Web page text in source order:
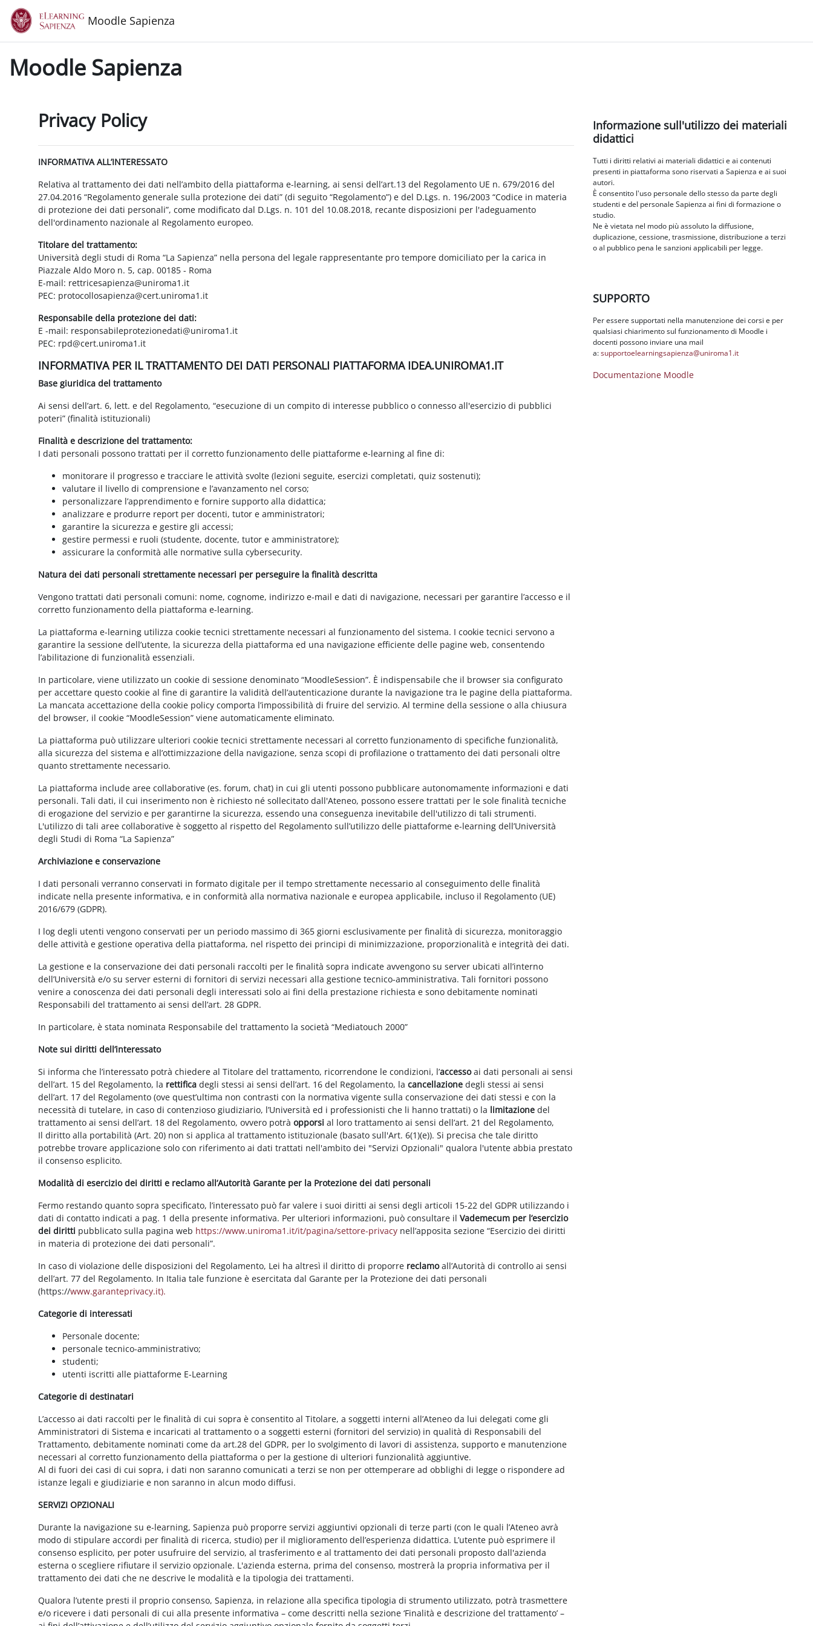
Vai al contenuto principale
Moodle Sapienza
Moodle Sapienza
Privacy Policy
INFORMATIVA ALL’INTERESSATO
Relativa al trattamento dei dati nell’ambito della piattaforma e-learning, ai sensi dell’art.13 del Regolamento UE n. 679/2016 del
27.04.2016 “Regolamento generale sulla protezione dei dati” (di seguito “Regolamento”) e del D.Lgs. n. 196/2003 “Codice in materia
di protezione dei dati personali”, come modificato dal D.Lgs. n. 101 del 10.08.2018, recante disposizioni per l'adeguamento
dell'ordinamento nazionale al Regolamento europeo.
Titolare del trattamento:
Università degli studi di Roma “La Sapienza” nella persona del legale rappresentante pro tempore domiciliato per la carica in
Piazzale Aldo Moro n. 5, cap. 00185 - Roma
E-mail: rettricesapienza@uniroma1.it
PEC: protocollosapienza@cert.uniroma1.it
Responsabile della protezione dei dati:
E -mail: responsabileprotezionedati@uniroma1.it
PEC: rpd@cert.uniroma1.it
INFORMATIVA PER IL TRATTAMENTO DEI DATI PERSONALI PIATTAFORMA IDEA.UNIROMA1.IT
Base giuridica del trattamento
Ai sensi dell’art. 6, lett. e del Regolamento, “esecuzione di un compito di interesse pubblico o connesso all'esercizio di pubblici
poteri” (finalità istituzionali)
Finalità e descrizione del trattamento:
I dati personali possono trattati per il corretto funzionamento delle piattaforme e-learning al fine di:
monitorare il progresso e tracciare le attività svolte (lezioni seguite, esercizi completati, quiz sostenuti);
valutare il livello di comprensione e l’avanzamento nel corso;
personalizzare l’apprendimento e fornire supporto alla didattica;
analizzare e produrre report per docenti, tutor e amministratori;
garantire la sicurezza e gestire gli accessi;
gestire permessi e ruoli (studente, docente, tutor e amministratore);
assicurare la conformità alle normative sulla cybersecurity.
Natura dei dati personali strettamente necessari per perseguire la finalità descritta
Vengono trattati dati personali comuni: nome, cognome, indirizzo e-mail e dati di navigazione, necessari per garantire l’accesso e il
corretto funzionamento della piattaforma e-learning.
La piattaforma e-learning utilizza cookie tecnici strettamente necessari al funzionamento del sistema. I cookie tecnici servono a
garantire la sessione dell’utente, la sicurezza della piattaforma ed una navigazione efficiente delle pagine web, consentendo
l’abilitazione di funzionalità essenziali.
In particolare, viene utilizzato un cookie di sessione denominato “MoodleSession”. È indispensabile che il browser sia configurato
per accettare questo cookie al fine di garantire la validità dell’autenticazione durante la navigazione tra le pagine della piattaforma.
La mancata accettazione della cookie policy comporta l’impossibilità di fruire del servizio. Al termine della sessione o alla chiusura
del browser, il cookie “MoodleSession” viene automaticamente eliminato.
La piattaforma può utilizzare ulteriori cookie tecnici strettamente necessari al corretto funzionamento di specifiche funzionalità,
alla sicurezza del sistema e all’ottimizzazione della navigazione, senza scopi di profilazione o trattamento dei dati personali oltre
quanto strettamente necessario.
La piattaforma include aree collaborative (es. forum, chat) in cui gli utenti possono pubblicare autonomamente informazioni e dati
personali. Tali dati, il cui inserimento non è richiesto né sollecitato dall'Ateneo, possono essere trattati per le sole finalità tecniche
di erogazione del servizio e per garantirne la sicurezza, essendo una conseguenza inevitabile dell'utilizzo di tali strumenti.
L'utilizzo di tali aree collaborative è soggetto al rispetto del Regolamento sull’utilizzo delle piattaforme e-learning dell’Università
degli Studi di Roma “La Sapienza”
Archiviazione e conservazione
I dati personali verranno conservati in formato digitale per il tempo strettamente necessario al conseguimento delle finalità
indicate nella presente informativa, e in conformità alla normativa nazionale e europea applicabile, incluso il Regolamento (UE)
2016/679 (GDPR).
I log degli utenti vengono conservati per un periodo massimo di 365 giorni esclusivamente per finalità di sicurezza, monitoraggio
delle attività e gestione operativa della piattaforma, nel rispetto dei principi di minimizzazione, proporzionalità e integrità dei dati.
La gestione e la conservazione dei dati personali raccolti per le finalità sopra indicate avvengono su server ubicati all’interno
dell’Università e/o su server esterni di fornitori di servizi necessari alla gestione tecnico-amministrativa. Tali fornitori possono
venire a conoscenza dei dati personali degli interessati solo ai fini della prestazione richiesta e sono debitamente nominati
Responsabili del trattamento ai sensi dell’art. 28 GDPR.
In particolare, è stata nominata Responsabile del trattamento la società “Mediatouch 2000”
Note sui diritti dell’interessato
Si informa che l’interessato potrà chiedere al Titolare del trattamento, ricorrendone le condizioni, l’accessoai dati personali ai sensi
dell’art. 15 del Regolamento, la rettificadegli stessi ai sensi dell’art. 16 del Regolamento, lacancellazione degli stessi ai sensi
dell’art. 17 del Regolamento (ove quest’ultima non contrasti con la normativa vigente sulla conservazione dei dati stessi e con la
necessità di tutelare, in caso di contenzioso giudiziario, l’Università ed i professionisti che li hanno trattati) o la limitazione del
trattamento ai sensi dell’art. 18 del Regolamento, ovvero potràopporsi al loro trattamento ai sensi dell’art. 21 del Regolamento,
Il diritto alla portabilità (Art. 20) non si applica al trattamento istituzionale (basato sull'Art. 6(1)(e)). Si precisa che tale diritto
potrebbe trovare applicazione solo con riferimento ai dati trattati nell'ambito dei "Servizi Opzionali" qualora l'utente abbia prestato
il consenso esplicito.
Modalità di esercizio dei diritti e reclamo all’Autorità Garante per la Protezione dei dati personali
Fermo restando quanto sopra specificato, l’interessato può far valere i suoi diritti ai sensi degli articoli 15-22 del GDPR utilizzando i
dati di contatto indicati a pag. 1 della presente informativa. Per ulteriori informazioni, può consultare ilVademecum per l’esercizio
dei diritti pubblicato sulla pagina web https://www.uniroma1.it/it/pagina/settore-privacy nell’apposita sezione “Esercizio dei diritti
in materia di protezione dei dati personali”.
In caso di violazione delle disposizioni del Regolamento, Lei ha altresì il diritto di proporre reclamoall’Autorità di controllo ai sensi
dell’art. 77 del Regolamento. In Italia tale funzione è esercitata dal Garante per la Protezione dei dati personali
(https://www.garanteprivacy.it).
Categorie di interessati
Personale docente;
personale tecnico-amministrativo;
studenti;
utenti iscritti alle piattaforme E-Learning
Categorie di destinatari
L’accesso ai dati raccolti per le finalità di cui sopra è consentito al Titolare, a soggetti interni all’Ateneo da lui delegati come gli
Amministratori di Sistema e incaricati al trattamento o a soggetti esterni (fornitori del servizio) in qualità di Responsabili del
Trattamento, debitamente nominati come da art.28 del GDPR, per lo svolgimento di lavori di assistenza, supporto e manutenzione
necessari al corretto funzionamento della piattaforma o per la gestione di ulteriori funzionalità aggiuntive.
Al di fuori dei casi di cui sopra, i dati non saranno comunicati a terzi se non per ottemperare ad obblighi di legge o rispondere ad
istanze legali e giudiziarie e non saranno in alcun modo diffusi.
SERVIZI OPZIONALI
Durante la navigazione su e-learning, Sapienza può proporre servizi aggiuntivi opzionali di terze parti (con le quali l’Ateneo avrà
modo di stipulare accordi per finalità di ricerca, studio) per il miglioramento dell’esperienza didattica. L’utente può esprimere il
consenso esplicito, per poter usufruire del servizio, al trasferimento e al trattamento dei dati personali proposto dall'azienda
esterna o scegliere rifiutare il servizio opzionale. L'azienda esterna, prima del consenso, mostrerà la propria informativa per il
trattamento dei dati che ne descrive le modalità e la tipologia dei trattamenti.
Qualora l’utente presti il proprio consenso, Sapienza, in relazione alla specifica tipologia di strumento utilizzato, potrà trasmettere
e/o ricevere i dati personali di cui alla presente informativa – come descritti nella sezione ‘Finalità e descrizione del trattamento’ –
Blocchi
Informazione sull'utilizzo dei materiali
didattici
Tutti i diritti relativi ai materiali didattici e ai contenuti
presenti in piattaforma sono riservati a Sapienza e ai suoi
autori.
È consentito l'uso personale dello stesso da parte degli
studenti e del personale Sapienza ai fini di formazione o
studio.
Ne è vietata nel modo più assoluto la diffusione,
duplicazione, cessione, trasmissione, distribuzione a terzi
o al pubblico pena le sanzioni applicabili per legge.
SUPPORTO
Per essere supportati nella manutenzione dei corsi e per
qualsiasi chiarimento sul funzionamento di Moodle i
docenti possono inviare una mail
a:supportoelearningsapienza@uniroma1.it
Documentazione Moodle